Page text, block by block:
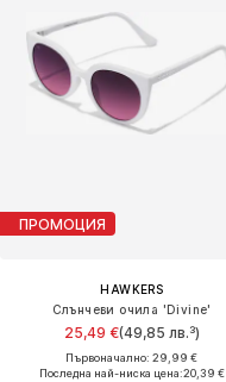
ПРОМОЦИЯ
HAWKERS
Слънчеви очила 'Divine'
25,49 €(49,85 лв.³)
Първоначално: 29,99 €
Последна най-ниска цена:20,39 €